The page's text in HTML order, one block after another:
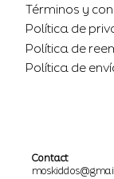
Términos y
Política de
Política de
Política de
Contact